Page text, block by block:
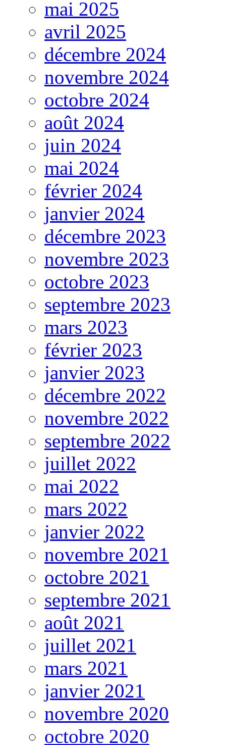
mai 2025
avril 2025
décembre 2024
novembre 2024
octobre 2024
août 2024
juin 2024
mai 2024
février 2024
janvier 2024
décembre 2023
novembre 2023
octobre 2023
septembre 2023
mars 2023
février 2023
janvier 2023
décembre 2022
novembre 2022
septembre 2022
juillet 2022
mai 2022
mars 2022
janvier 2022
novembre 2021
octobre 2021
septembre 2021
août 2021
juillet 2021
mars 2021
janvier 2021
novembre 2020
octobre 2020